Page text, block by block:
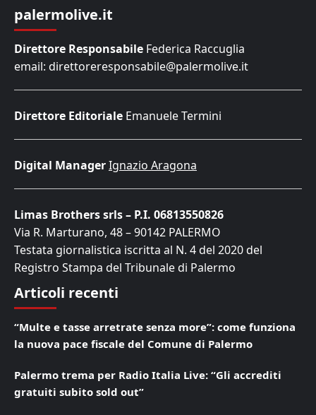
palermolive.it
Direttore Responsabile Federica Raccuglia
email: direttoreresponsabile@palermolive.it
Direttore Editoriale Emanuele Termini
Digital ManagerIgnazio Aragona
Limas Brothers srls – P.I. 06813550826
Via R. Marturano, 48 – 90142 PALERMO
Testata giornalistica iscritta al N. 4 del 2020 del
Registro Stampa del Tribunale di Palermo
Articoli recenti
“Multe e tasse arretrate senza more”: come funziona
la nuova pace fiscale del Comune di Palermo
Palermo trema per Radio Italia Live: “Gli accrediti
gratuiti subito sold out”